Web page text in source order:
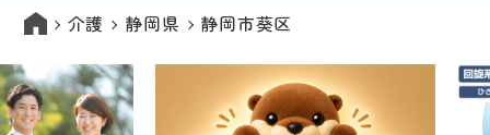
介護 静岡県 静岡市葵区